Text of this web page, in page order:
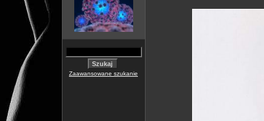
Zaawansowane szukanie